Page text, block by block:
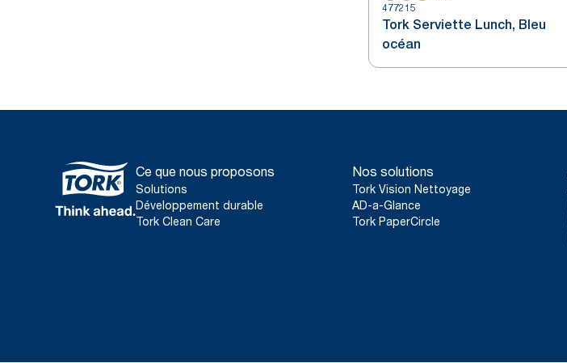
477215
Tork Serviette Lunch, Bleu
océan
Ce que nous proposons
Solutions
Développement durable
Tork Clean Care
Nos solutions
Tork Vision Nettoyage
AD-a-Glance
Tork PaperCircle